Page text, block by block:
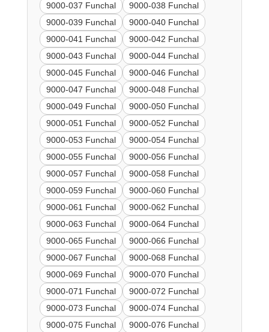
9000-037 Funchal
9000-038 Funchal
9000-039 Funchal
9000-040 Funchal
9000-041 Funchal
9000-042 Funchal
9000-043 Funchal
9000-044 Funchal
9000-045 Funchal
9000-046 Funchal
9000-047 Funchal
9000-048 Funchal
9000-049 Funchal
9000-050 Funchal
9000-051 Funchal
9000-052 Funchal
9000-053 Funchal
9000-054 Funchal
9000-055 Funchal
9000-056 Funchal
9000-057 Funchal
9000-058 Funchal
9000-059 Funchal
9000-060 Funchal
9000-061 Funchal
9000-062 Funchal
9000-063 Funchal
9000-064 Funchal
9000-065 Funchal
9000-066 Funchal
9000-067 Funchal
9000-068 Funchal
9000-069 Funchal
9000-070 Funchal
9000-071 Funchal
9000-072 Funchal
9000-073 Funchal
9000-074 Funchal
9000-075 Funchal
9000-076 Funchal